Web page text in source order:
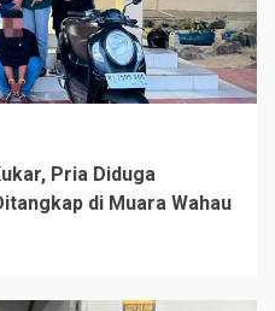
Pria Diduga
di Muara Wahau